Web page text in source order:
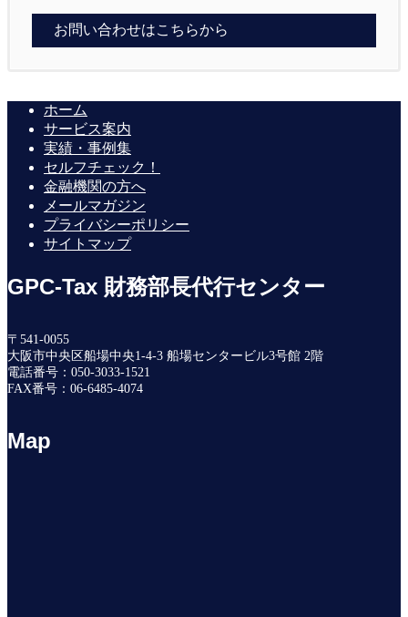
お問い合わせはこちらから
ホーム
サービス案内
実績・事例集
セルフチェック！
金融機関の方へ
メールマガジン
プライバシーポリシー
サイトマップ
GPC-Tax 財務部長代行センター
〒541-0055
大阪市中央区船場中央1-4-3 船場センタービル3号館 2階
電話番号：050-3033-1521
FAX番号：06-6485-4074
Map